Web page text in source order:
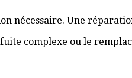
nécessaire. Une
complexe ou le